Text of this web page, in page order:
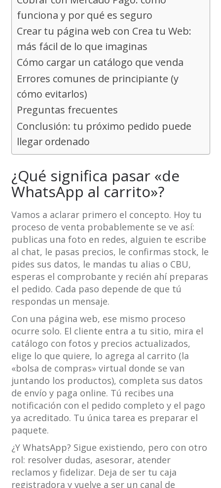
funciona y por qué es seguro
Crear tu página web con Crea tu Web:
más fácil de lo que imaginas
Cómo cargar un catálogo que venda
Errores comunes de principiante (y
cómo evitarlos)
Preguntas frecuentes
Conclusión: tu próximo pedido puede
llegar ordenado
¿Qué significa pasar «de
WhatsApp al carrito»?
Vamos a aclarar primero el concepto. Hoy tu
proceso de venta probablemente se ve así:
publicas una foto en redes, alguien te escribe
al chat, le pasas precios, le confirmas stock, le
pides sus datos, le mandas tu alias o CBU,
esperas el comprobante y recién ahí preparas
el pedido. Cada paso depende de que tú
respondas un mensaje.
Con una página web, ese mismo proceso
ocurre solo. El cliente entra a tu sitio, mira el
catálogo con fotos y precios actualizados,
elige lo que quiere, lo agrega al carrito (la
«bolsa de compras» virtual donde se van
juntando los productos), completa sus datos
de envío y paga online. Tú recibes una
notificación con el pedido completo y el pago
ya acreditado. Tu única tarea es preparar el
paquete.
¿Y WhatsApp? Sigue existiendo, pero con otro
rol: resolver dudas, asesorar, atender
reclamos y fidelizar. Deja de ser tu caja
registradora y vuelve a ser un canal de